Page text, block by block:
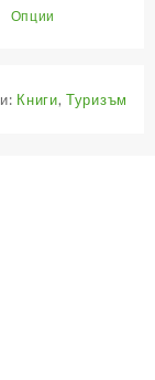
Опции
variants.
Книги,Туризъм